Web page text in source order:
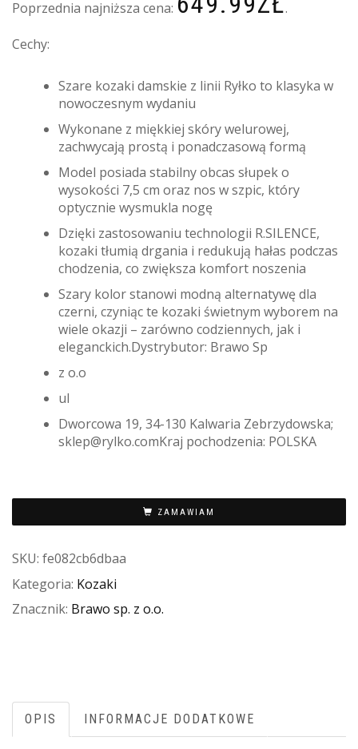
Poprzednia najniższa cena: .
Cechy:
Szare kozaki damskie z linii Ryłko to klasyka w
nowoczesnym wydaniu
Wykonane z miękkiej skóry welurowej,
zachwycają prostą i ponadczasową formą
Model posiada stabilny obcas słupek o
wysokości 7,5 cm oraz nos w szpic, który
optycznie wysmukla nogę
Dzięki zastosowaniu technologii R.SILENCE,
kozaki tłumią drgania i redukują hałas podczas
chodzenia, co zwiększa komfort noszenia
Szary kolor stanowi modną alternatywę dla
czerni, czyniąc te kozaki świetnym wyborem na
wiele okazji – zarówno codziennych, jak i
eleganckich.Dystrybutor: Brawo Sp
z o.o
ul
Dworcowa 19, 34-130 Kalwaria Zebrzydowska;
sklep@rylko.comKraj pochodzenia: POLSKA
ZAMAWIAM
SKU: fe082cb6dbaa
Kategoria: Kozaki
Znacznik: Brawo sp. z o.o.
OPIS INFORMACJE DODATKOWE